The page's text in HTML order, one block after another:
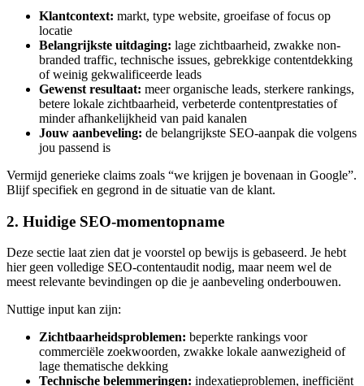
Klantcontext: markt, type website, groeifase of focus op
locatie
Belangrijkste uitdaging: lage zichtbaarheid, zwakke non-
branded traffic, technische issues, gebrekkige contentdekking
of weinig gekwalificeerde leads
Gewenst resultaat: meer organische leads, sterkere rankings,
betere lokale zichtbaarheid, verbeterde contentprestaties of
minder afhankelijkheid van paid kanalen
Jouw aanbeveling: de belangrijkste SEO-aanpak die volgens
jou passend is
Vermijd generieke claims zoals “we krijgen je bovenaan in Google”.
Blijf specifiek en gegrond in de situatie van de klant.
2. Huidige SEO-momentopname
Deze sectie laat zien dat je voorstel op bewijs is gebaseerd. Je hebt
hier geen volledige SEO-contentaudit nodig, maar neem wel de
meest relevante bevindingen op die je aanbeveling onderbouwen.
Nuttige input kan zijn:
Zichtbaarheidsproblemen: beperkte rankings voor
commerciële zoekwoorden, zwakke lokale aanwezigheid of
lage thematische dekking
Technische belemmeringen: indexatieproblemen, inefficiënt